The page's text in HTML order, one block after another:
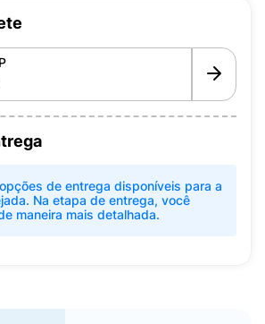
de entrega disponíveis para a
Na etapa de entrega, você
maneira mais detalhada.